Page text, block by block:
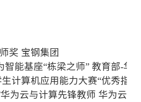
奖 宝钢集团
智能基座“栋梁之师” 教育部-华
计算机应用能力大赛“优秀指
华为云与计算先锋教师 华为云与